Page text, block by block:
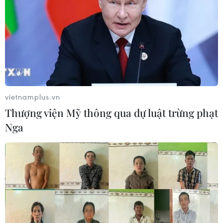
Hòa
05/08/2026 03:58
Không được thu thêm tiền của người
bệnh BHYT nếu không khám theo
yêu cầu
Bác sỹ vượt biển giữa đêm cứu
thuyền viên người Nga nghi bị đột
04/08/2026 13:21
Tháo gỡ "điểm nghẽn" dữ liệu: Bộ Y
tế tăng tốc chuyển đổi số toàn diện
vietnamplus.vn
Thượng viện Mỹ thông qua dự luật trừng phạt
Nga